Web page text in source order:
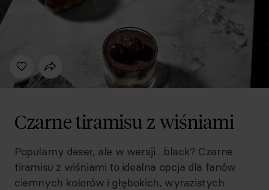
Czarne tiramisu z wiśniami
Popularny deser, ale w wersji…black? Czarne
tiramisu z wiśniami to idealna opcja dla fanów
ciemnych kolorów i głębokich, wyrazistych